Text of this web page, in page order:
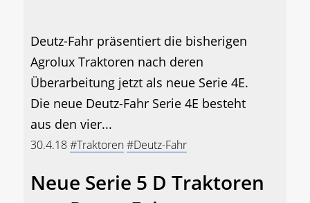
Deutz-Fahr präsentiert die bisherigen
Agrolux Traktoren nach deren
Überarbeitung jetzt als neue Serie 4E.
Die neue Deutz-Fahr Serie 4E besteht
aus den vier...
30.4.18#Traktoren#Deutz-Fahr
Neue Serie 5 D Traktoren